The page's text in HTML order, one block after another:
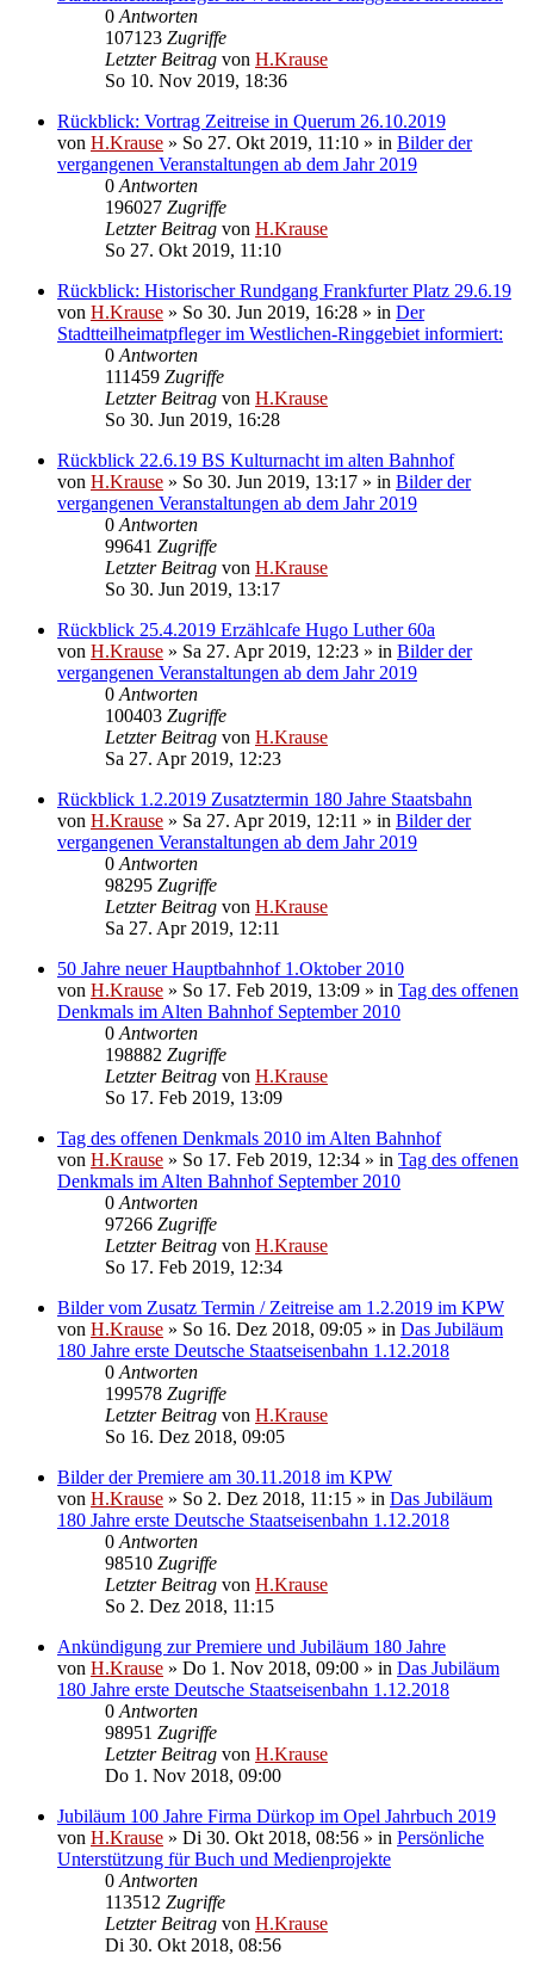
0 Antworten
107123 Zugriffe
Letzter Beitrag von H.Krause
So 10. Nov 2019, 18:36
Rückblick: Vortrag Zeitreise in Querum 26.10.2019
von H.Krause » So 27. Okt 2019, 11:10 » in Bilder der
vergangenen Veranstaltungen ab dem Jahr 2019
0 Antworten
196027 Zugriffe
Letzter Beitrag von H.Krause
So 27. Okt 2019, 11:10
Rückblick: Historischer Rundgang Frankfurter Platz 29.6.19
von H.Krause » So 30. Jun 2019, 16:28 » in Der
Stadtteilheimatpfleger im Westlichen-Ringgebiet informiert:
0 Antworten
111459 Zugriffe
Letzter Beitrag von H.Krause
So 30. Jun 2019, 16:28
Rückblick 22.6.19 BS Kulturnacht im alten Bahnhof
von H.Krause » So 30. Jun 2019, 13:17 » in Bilder der
vergangenen Veranstaltungen ab dem Jahr 2019
0 Antworten
99641 Zugriffe
Letzter Beitrag von H.Krause
So 30. Jun 2019, 13:17
Rückblick 25.4.2019 Erzählcafe Hugo Luther 60a
von H.Krause » Sa 27. Apr 2019, 12:23 » in Bilder der
vergangenen Veranstaltungen ab dem Jahr 2019
0 Antworten
100403 Zugriffe
Letzter Beitrag von H.Krause
Sa 27. Apr 2019, 12:23
Rückblick 1.2.2019 Zusatztermin 180 Jahre Staatsbahn
von H.Krause » Sa 27. Apr 2019, 12:11 » in Bilder der
vergangenen Veranstaltungen ab dem Jahr 2019
0 Antworten
98295 Zugriffe
Letzter Beitrag von H.Krause
Sa 27. Apr 2019, 12:11
50 Jahre neuer Hauptbahnhof 1.Oktober 2010
von H.Krause » So 17. Feb 2019, 13:09 » in Tag des offenen
Denkmals im Alten Bahnhof September 2010
0 Antworten
198882 Zugriffe
Letzter Beitrag von H.Krause
So 17. Feb 2019, 13:09
Tag des offenen Denkmals 2010 im Alten Bahnhof
von H.Krause » So 17. Feb 2019, 12:34 » in Tag des offenen
Denkmals im Alten Bahnhof September 2010
0 Antworten
97266 Zugriffe
Letzter Beitrag von H.Krause
So 17. Feb 2019, 12:34
Bilder vom Zusatz Termin / Zeitreise am 1.2.2019 im KPW
von H.Krause » So 16. Dez 2018, 09:05 » in Das Jubiläum
180 Jahre erste Deutsche Staatseisenbahn 1.12.2018
0 Antworten
199578 Zugriffe
Letzter Beitrag von H.Krause
So 16. Dez 2018, 09:05
Bilder der Premiere am 30.11.2018 im KPW
von H.Krause » So 2. Dez 2018, 11:15 » in Das Jubiläum
180 Jahre erste Deutsche Staatseisenbahn 1.12.2018
0 Antworten
98510 Zugriffe
Letzter Beitrag von H.Krause
So 2. Dez 2018, 11:15
Ankündigung zur Premiere und Jubiläum 180 Jahre
von H.Krause » Do 1. Nov 2018, 09:00 » in Das Jubiläum
180 Jahre erste Deutsche Staatseisenbahn 1.12.2018
0 Antworten
98951 Zugriffe
Letzter Beitrag von H.Krause
Do 1. Nov 2018, 09:00
Jubiläum 100 Jahre Firma Dürkop im Opel Jahrbuch 2019
von H.Krause » Di 30. Okt 2018, 08:56 » in Persönliche
Unterstützung für Buch und Medienprojekte
0 Antworten
113512 Zugriffe
Letzter Beitrag von H.Krause
Di 30. Okt 2018, 08:56